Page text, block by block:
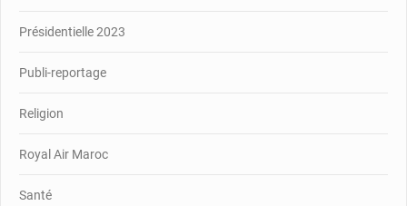
Présidentielle 2023
Publi-reportage
Religion
Royal Air Maroc
Santé